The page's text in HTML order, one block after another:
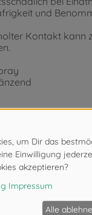
und
Kontakt kann
unter 14